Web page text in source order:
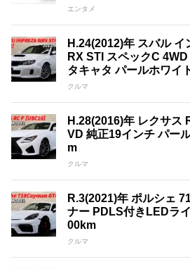
エンタメ
H.24(2012)年 スバル
RX STI スペックC
タキャタ パールホワイ
クルマ
H.28(2016)年 レクサス
VD 純正19インチ パー
m
クルマ
R.3(2021)年 ポルシェ
ナー PDLS付きLEDラ
00km
クルマ